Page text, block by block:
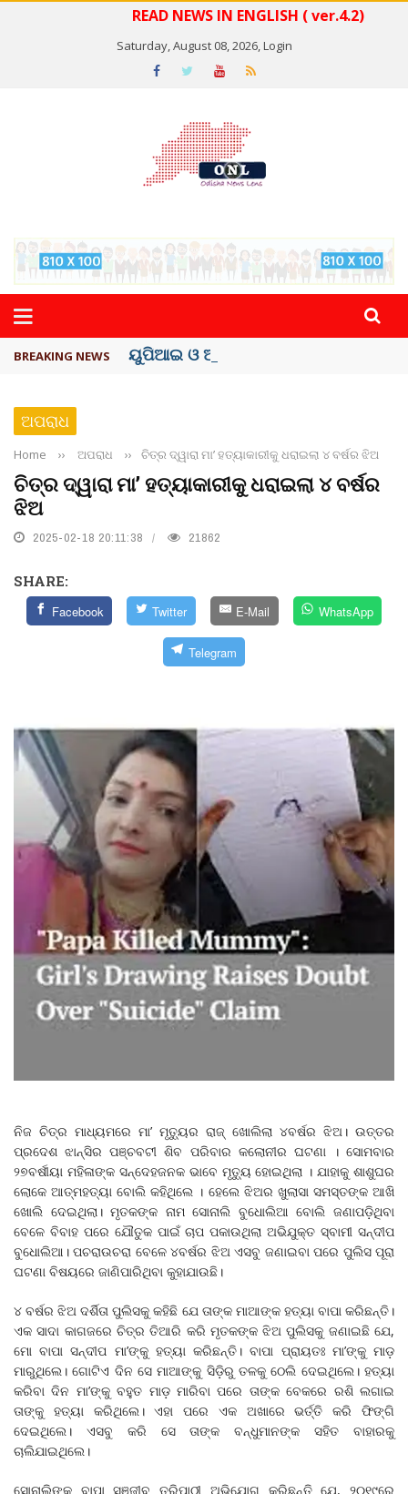
READ NEWS IN ENGLISH ( ver.4.2)
Saturday, August 08, 2026,Login
BREAKING NEWS ୟୁପିଆଇ ଓ ଅନ୍ୟାନ୍ୟ ଡିଜିଟାଲ୍ ନେଣଦେଣ ...
ଅପରାଧ
Home ›› ଅପରାଧ ›› ଚିତ୍ର ଦ୍ୱାରା ମା’ ହତ୍ୟାକାରୀକୁ ଧରାଇଲା ୪ ବର୍ଷର ଝିଅ
ଚିତ୍ର ଦ୍ୱାରା ମା’ ହତ୍ୟାକାରୀକୁ ଧରାଇଲା ୪ ବର୍ଷର
ଝିଅ
2025-02-18 20:11:38 21862
SHARE:
Facebook Twitter E-Mail WhatsApp
Telegram
ନିଜ ଚିତ୍ର ମାଧ୍ୟମରେ ମା’ ମୃତ୍ୟୁର ରାଜ୍ ଖୋଲିଲା ୪ବର୍ଷର ଝିଅ। ଉତ୍ତର
ପ୍ରଦେଶ ଝାନ୍ସିର ପଞ୍ଚବଟୀ ଶିବ ପରିବାର କଲୋନୀର ଘଟଣା । ସୋମବାର
୨୭ବର୍ଷୀୟା ମହିଳାଙ୍କ ସନ୍ଦେହଜନକ ଭାବେ ମୃତ୍ୟୁ ହୋଇଥିଲା । ଯାହାକୁ ଶାଶୁଘର
ଲୋକେ ଆତ୍ମହତ୍ୟା ବୋଲି କହିଥିଲେ । ହେଲେ ଝିଅର ଖୁଲାସା ସମସ୍ତଙ୍କ ଆଖି
ଖୋଲି ଦେଇଥିଲା। ମୃତକଙ୍କ ନାମ ସୋନାଲି ବୁଧୋଲିଆ ବୋଲି ଜଣାପଡ଼ିଥିବା
ବେଳେ ବିବାହ ପରେ ଯୌତୁକ ପାଇଁ ଚାପ ପକାଉଥିଲା ଅଭିଯୁକ୍ତ ସ୍ବାମୀ ସନ୍ଦୀପ
ବୁଧୋଲିଆ। ପଚରାଉଚରା ବେଳେ ୪ବର୍ଷର ଝିଅ ଏସବୁ ଜଣାଇବା ପରେ ପୁଲିସ ପୂରା
ଘଟଣା ବିଷୟରେ ଜାଣିପାରିଥିବା କୁହାଯାଉଛି।
୪ ବର୍ଷର ଝିଅ ଦର୍ଶିତା ପୁଲିସକୁ କହିଛି ଯେ ତାଙ୍କ ମାଆଙ୍କ ହତ୍ୟା ବାପା କରିଛନ୍ତି।
ଏକ ସାଦା କାଗଜରେ ଚିତ୍ର ତିଆରି କରି ମୃତକଙ୍କ ଝିଅ ପୁଲିସକୁ ଜଣାଇଛି ଯେ,
ମୋ ବାପା ସନ୍ଦୀପ ମା’ଙ୍କୁ ହତ୍ୟା କରିଛନ୍ତି। ବାପା ପ୍ରାୟତଃ ମା’ଙ୍କୁ ମାଡ଼
ମାରୁଥିଲେ। ଗୋଟିଏ ଦିନ ସେ ମାଆଙ୍କୁ ସିଡ଼ିରୁ ତଳକୁ ଠେଲି ଦେଇଥିଲେ। ହତ୍ୟା
କରିବା ଦିନ ମା’ଙ୍କୁ ବହୁତ ମାଡ଼ ମାରିବା ପରେ ତାଙ୍କ ବେକରେ ରଶି ଲଗାଇ
ତାଙ୍କୁ ହତ୍ୟା କରିଥିଲେ। ଏହା ପରେ ଏକ ଅଖାରେ ଭର୍ତ୍ତି କରି ଫିଙ୍ଗି
ଦେଇଥିଲେ। ଏସବୁ କରି ସେ ତାଙ୍କ ବନ୍ଧୁମାନଙ୍କ ସହିତ ବାହାରକୁ
ଚାଲିଯାଇଥିଲେ।
ସୋନାଲିଙ୍କ ବାପା ସଞ୍ଜୀବ ତ୍ରିପାଠୀ ଅଭିଯୋଗ କରିଛନ୍ତି ଯେ, ୨୦୧୯ରେ